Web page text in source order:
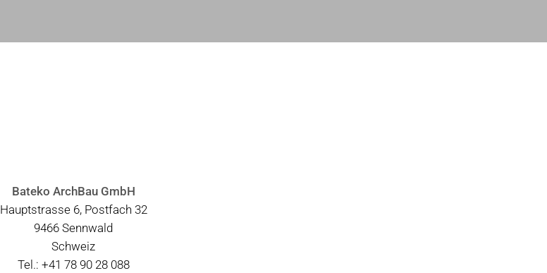
Bateko ArchBau GmbH
Hauptstrasse 6, Postfach 32
9466 Sennwald
Schweiz
Tel.: +41 78 90 28 088